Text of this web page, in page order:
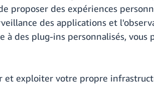
proposer des expériences
des applications et
à des plug-ins personnalisés,
et exploiter votre propre